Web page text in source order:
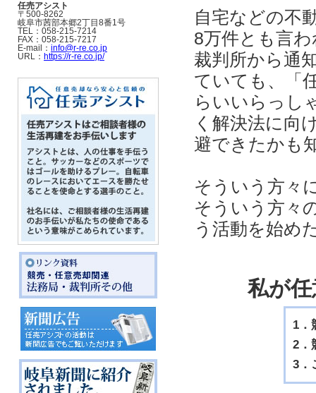
自宅などの不
8万件とも言
裁判所から通
ていても、「
らいいらっし
く解決法に向
避できたかも
そういう方々
そういう方々
う活動を始め
私が
1．
2．
3．
任売アシスト
〒500-8262
岐阜市茜部本郷2丁目8番1号
TEL：058-215-7214
FAX：058-215-7217
E-mail： info@r-re.co.jp
URL： https://r-re.co.jp/